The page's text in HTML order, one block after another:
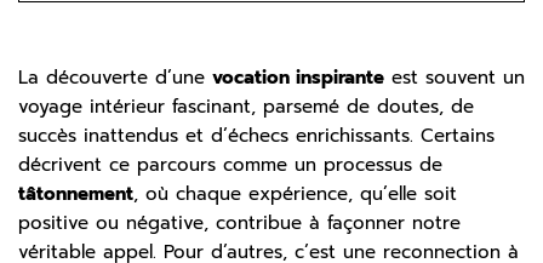
La découverte d’une vocation inspirante est souvent un
voyage intérieur fascinant, parsemé de doutes, de
succès inattendus et d’échecs enrichissants. Certains
décrivent ce parcours comme un processus de
tâtonnement, où chaque expérience, qu’elle soit
positive ou négative, contribue à façonner notre
véritable appel. Pour d’autres, c’est une reconnection à